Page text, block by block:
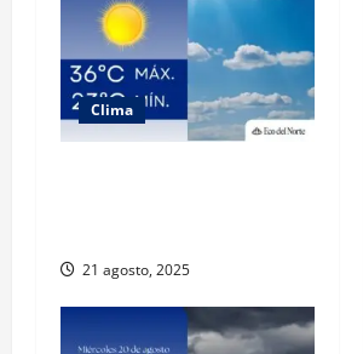
Clima
21 agosto, 2025